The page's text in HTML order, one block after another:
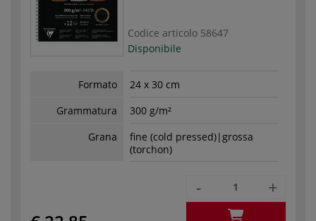
Codice articolo 58647
Disponibile
Formato
24 x 30 cm
Grammatura
300 g/m²
Grana
fine (cold pressed)|grossa
(torchon)
- +